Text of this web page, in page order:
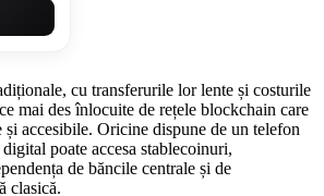
cu transferurile lor lente și costurile
mai des înlocuite de rețele blockchain care
accesibile. Oricine dispune de un telefon
poate accesa stablecoinuri,
de băncile centrale și de
clasică.